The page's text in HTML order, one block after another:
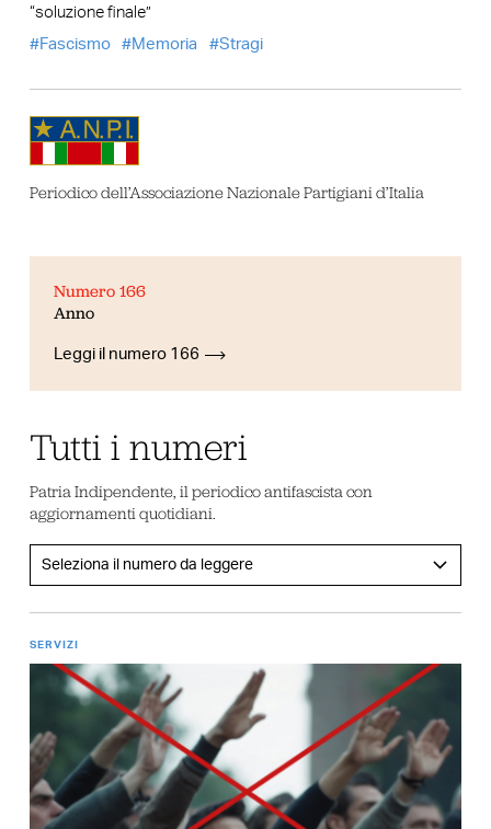
“soluzione finale”
Fascismo
Memoria Stragi
Periodico dell’Associazione Nazionale Partigiani d’Italia
Numero 166
Anno
Leggi il numero 166
Tutti i numeri
Patria Indipendente, il periodico antifascista con
aggiornamenti quotidiani.
SERVIZI